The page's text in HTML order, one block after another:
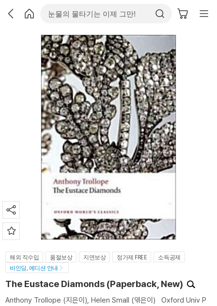
해외 직수입 품절보상 지연보상 정가제 FREE
소득공제
바인딩, 에디션 안내
The Eustace Diamonds (Paperback, New)
Anthony Trollope (지은이), Helen Small (엮은이) Oxford Univ P